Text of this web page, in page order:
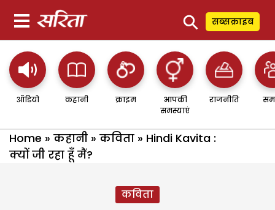
⚲ सब्सक्राइब
ऑडियो कहानी क्राइम
आपकी
समस्याएं
राजनीति
Home » कहानी » कविता » Hindi Kavita :
क्यों जी रहा हूँ मैं?
कविता